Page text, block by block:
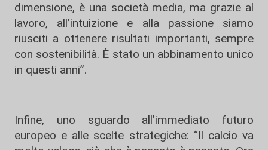
dimensione, è una società media, ma grazie al
lavoro, all’intuizione e alla passione siamo
riusciti a ottenere risultati importanti, sempre
con sostenibilità. È stato un abbinamento unico
in questi anni”.
Infine, uno sguardo all’immediato futuro
europeo e alle scelte strategiche: “Il calcio va